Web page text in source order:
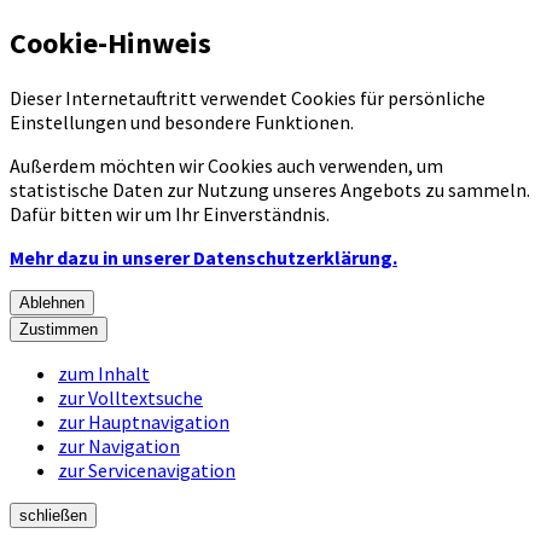
Cookie-Hinweis
Dieser Internetauftritt verwendet Cookies für persönliche
Einstellungen und besondere Funktionen.
Außerdem möchten wir Cookies auch verwenden, um
statistische Daten zur Nutzung unseres Angebots zu sammeln.
Dafür bitten wir um Ihr Einverständnis.
Mehr dazu in unserer Datenschutzerklärung.
Ablehnen
Zustimmen
zum Inhalt
zur Volltextsuche
zur Hauptnavigation
zur Navigation
zur Servicenavigation
schließen